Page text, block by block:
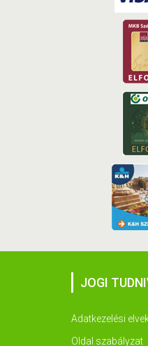
JOGI
Adatkezelési
Oldal szabályzat